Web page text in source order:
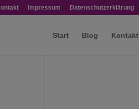
Impressum Datenschutzerklärung
Start Blog Kontakt